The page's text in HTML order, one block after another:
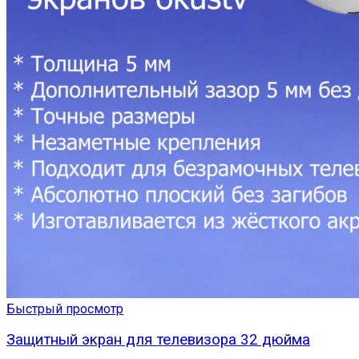
Быстрый просмотр
Защитный экран для телевизора 32 дюйма